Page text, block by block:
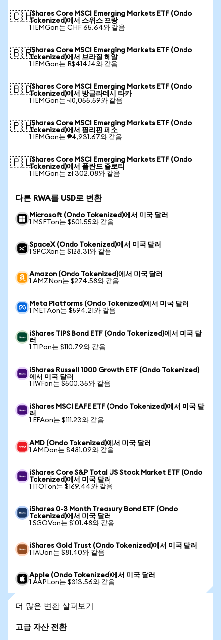
🇨🇭iShares Core MSCI Emerging Markets ETF (Ondo
Tokenized)에서 스위스 프랑
1 IEMGon는 CHF 65.64와 같음
🇧🇷iShares Core MSCI Emerging Markets ETF (Ondo
Tokenized)에서 브라질 헤알
1 IEMGon는 R$414.14와 같음
🇧🇩iShares Core MSCI Emerging Markets ETF (Ondo
Tokenized)에서 방글라데시 타카
1 IEMGon는 ৳10,055.59와 같음
🇵🇭iShares Core MSCI Emerging Markets ETF (Ondo
Tokenized)에서 필리핀 페소
1 IEMGon는 ₱4,931.67와 같음
🇵🇱iShares Core MSCI Emerging Markets ETF (Ondo
Tokenized)에서 폴란드 즐로티
1 IEMGon는 zł 302.08와 같음
다른 RWA를 USD로 변환
Microsoft (Ondo Tokenized)에서 미국 달러
1 MSFTon는 $501.55와 같음
SpaceX (Ondo Tokenized)에서 미국 달러
1 SPCXon는 $128.31와 같음
Amazon (Ondo Tokenized)에서 미국 달러
1 AMZNon는 $274.58와 같음
Meta Platforms (Ondo Tokenized)에서 미국 달러
1 METAon는 $594.21와 같음
iShares TIPS Bond ETF (Ondo Tokenized)에서 미국 달
러
1 TIPon는 $110.79와 같음
iShares Russell 1000 Growth ETF (Ondo Tokenized)
에서 미국 달러
1 IWFon는 $500.35와 같음
iShares MSCI EAFE ETF (Ondo Tokenized)에서 미국 달
러
1 EFAon는 $111.23와 같음
AMD (Ondo Tokenized)에서 미국 달러
1 AMDon는 $481.09와 같음
iShares Core S&P Total US Stock Market ETF (Ondo
Tokenized)에서 미국 달러
1 ITOTon는 $169.44와 같음
iShares 0-3 Month Treasury Bond ETF (Ondo
Tokenized)에서 미국 달러
1 SGOVon는 $101.48와 같음
iShares Gold Trust (Ondo Tokenized)에서 미국 달러
1 IAUon는 $81.40와 같음
Apple (Ondo Tokenized)에서 미국 달러
1 AAPLon는 $313.56와 같음
더 많은 변환 살펴보기
고급 자산 전환